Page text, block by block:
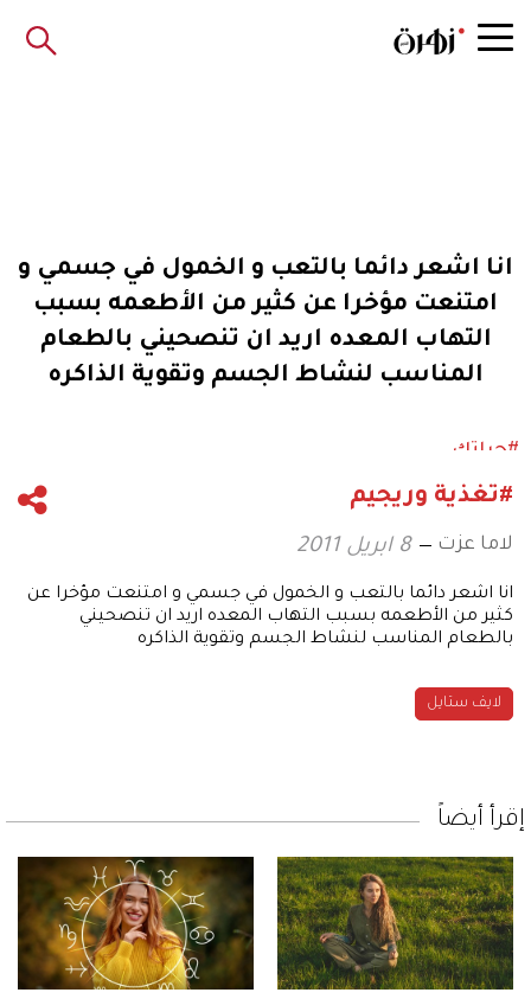
انا اشعر دائما بالتعب و الخمول في جسمي و
امتنعت مؤخرا عن كثير من الأطعمه بسبب
التهاب المعده اريد ان تنصحيني بالطعام
المناسب لنشاط الجسم وتقوية الذاكره
#حياتك
#تغذية وريجيم
لاما عزت 8 ابريل 2011
انا اشعر دائما بالتعب و الخمول في جسمي و امتنعت مؤخرا عن
كثير من الأطعمه بسبب التهاب المعده اريد ان تنصحيني
بالطعام المناسب لنشاط الجسم وتقوية الذاكره
لايف ستايل
إقرأ أيضاً